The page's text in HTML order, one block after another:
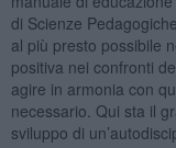
di Scienze
al più presto possibile
positiva nei confronti
agire in armonia con
necessario. Qui sta il
sviluppo di